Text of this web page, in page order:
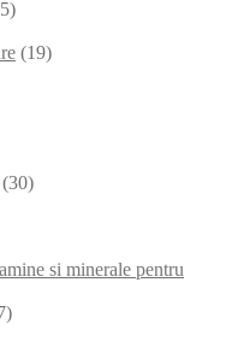
(19)
(30)
si minerale pentru